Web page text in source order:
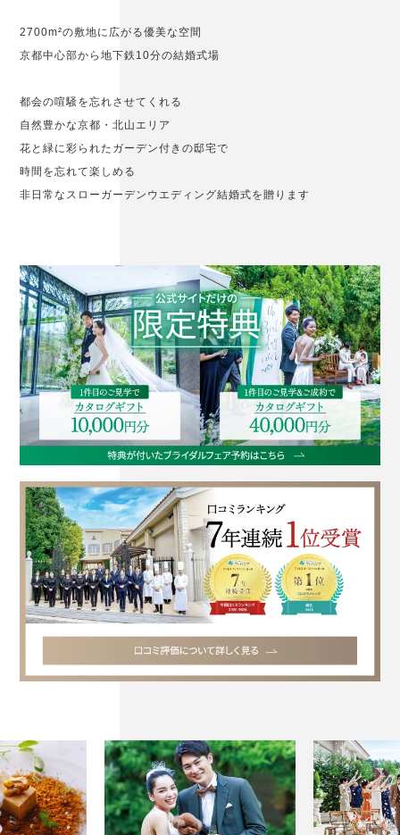
2700m²の敷地に広がる優美な空間
京都中心部から地下鉄10分の結婚式場
都会の喧騒を忘れさせてくれる
自然豊かな京都・北山エリア
花と緑に彩られたガーデン付きの邸宅で
時間を忘れて楽しめる
非日常なスローガーデンウエディング結婚式を贈ります